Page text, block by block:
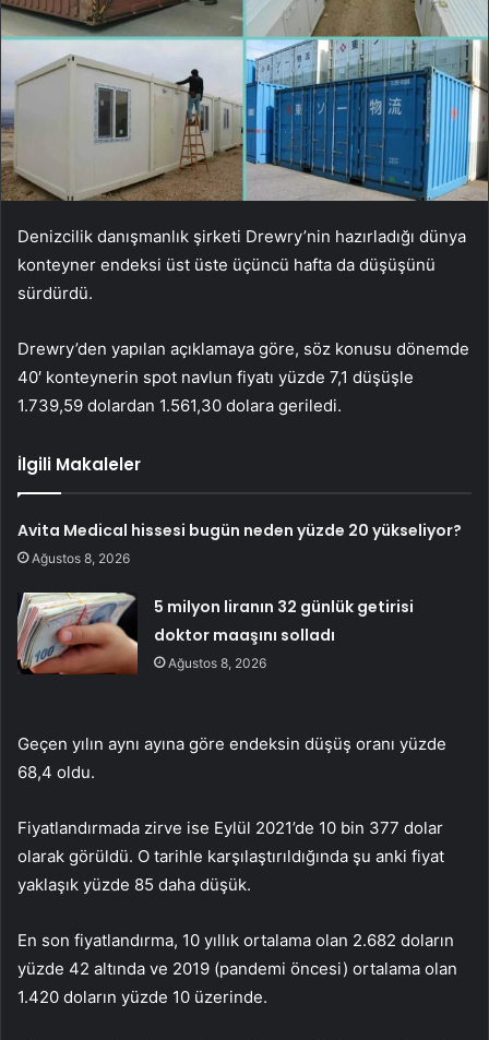
Denizcilik danışmanlık şirketi Drewry’nin hazırladığı dünya
konteyner endeksi üst üste üçüncü hafta da düşüşünü
sürdürdü.
Drewry’den yapılan açıklamaya göre, söz konusu dönemde
40′ konteynerin spot navlun fiyatı yüzde 7,1 düşüşle
1.739,59 dolardan 1.561,30 dolara geriledi.
İlgili Makaleler
Avita Medical hissesi bugün neden yüzde 20 yükseliyor?
Ağustos 8, 2026
5 milyon liranın 32 günlük getirisi
doktor maaşını solladı
Ağustos 8, 2026
Geçen yılın aynı ayına göre endeksin düşüş oranı yüzde
68,4 oldu.
Fiyatlandırmada zirve ise Eylül 2021’de 10 bin 377 dolar
olarak görüldü. O tarihle karşılaştırıldığında şu anki fiyat
yaklaşık yüzde 85 daha düşük.
En son fiyatlandırma, 10 yıllık ortalama olan 2.682 doların
yüzde 42 altında ve 2019 (pandemi öncesi) ortalama olan
1.420 doların yüzde 10 üzerinde.